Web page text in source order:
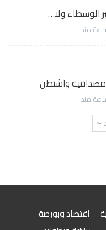
الوسطاء ولا…
واشنطن
اقتصاد وبورصة